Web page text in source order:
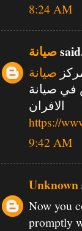
8:24 AM
صيانة
صيانة
في صيانة
الافران
https://
9:42 AM
Unknown
Now you
promptly